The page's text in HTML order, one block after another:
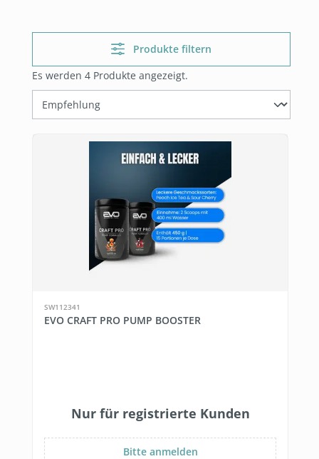
Produkte filtern
Es werden 4 Produkte angezeigt.
SW112341
EVO CRAFT PRO PUMP BOOSTER
Nur für registrierte Kunden
Bitte anmelden